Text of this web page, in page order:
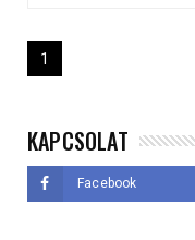
1
KAPCSOLAT
Facebook